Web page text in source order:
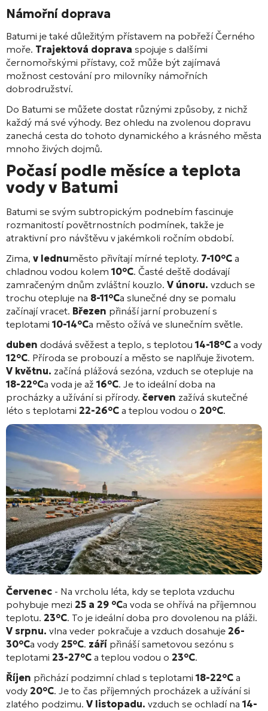
Námořní doprava
Batumi je také důležitým přístavem na pobřeží Černého
moře. Trajektová doprava spojuje s dalšími
černomořskými přístavy, což může být zajímavá
možnost cestování pro milovníky námořních
dobrodružství.
Do Batumi se můžete dostat různými způsoby, z nichž
každý má své výhody. Bez ohledu na zvolenou dopravu
zanechá cesta do tohoto dynamického a krásného města
mnoho živých dojmů.
Počasí podle měsíce a teplota
vody v Batumi
Batumi se svým subtropickým podnebím fascinuje
rozmanitostí povětrnostních podmínek, takže je
atraktivní pro návštěvu v jakémkoli ročním období.
Zima, v lednuměsto přivítají mírné teploty. 7-10°C a
chladnou vodou kolem 10°C. Časté deště dodávají
zamračeným dnům zvláštní kouzlo. V únoru. vzduch se
trochu otepluje na 8-11°Ca slunečné dny se pomalu
začínají vracet. Březen přináší jarní probuzení s
teplotami 10-14°Ca město ožívá ve slunečním světle.
duben dodává svěžest a teplo, s teplotou 14-18°C a vody
12°C. Příroda se probouzí a město se naplňuje životem.
V květnu. začíná plážová sezóna, vzduch se otepluje na
18-22°Ca voda je až 16°C. Je to ideální doba na
procházky a užívání si přírody. červen zažívá skutečné
léto s teplotami 22-26°C a teplou vodou o 20°C.
Červenec - Na vrcholu léta, kdy se teplota vzduchu
pohybuje mezi 25 a 29 °Ca voda se ohřívá na příjemnou
teplotu. 23°C. To je ideální doba pro dovolenou na pláži.
V srpnu. vlna veder pokračuje a vzduch dosahuje 26-
30°Ca vody 25°C. září přináší sametovou sezónu s
teplotami 23-27°C a teplou vodou o 23°C.
Říjen přichází podzimní chlad s teplotami 18-22°C a
vody 20°C. Je to čas příjemných procházek a užívání si
zlatého podzimu. V listopadu. vzduch se ochladí na 14-